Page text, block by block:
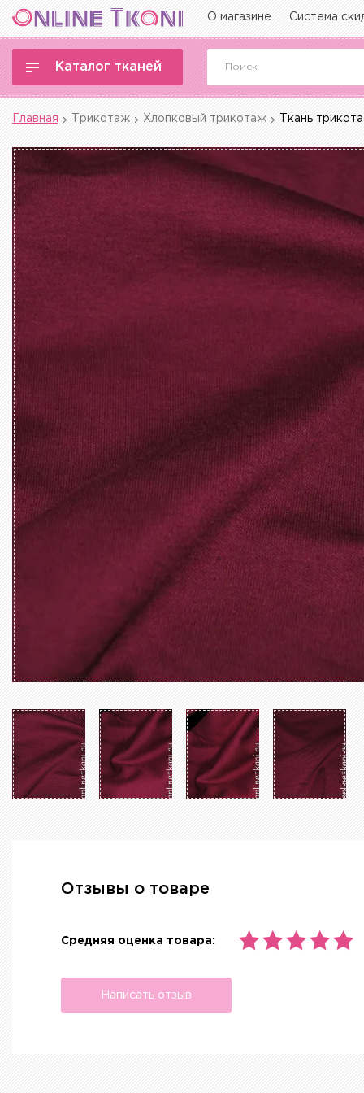
О магазине Система
Каталог тканей
Главная Трикотаж Хлопковый трикотаж Ткань
Отзывы о товаре
Средняя оценка товара:
Написать отзыв